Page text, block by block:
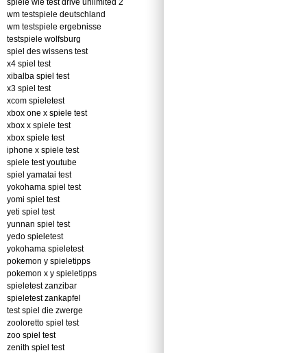
spiele wie test drive unlimited 2
wm testspiele deutschland
wm testspiele ergebnisse
testspiele wolfsburg
spiel des wissens test
x4 spiel test
xibalba spiel test
x3 spiel test
xcom spieletest
xbox one x spiele test
xbox x spiele test
xbox spiele test
iphone x spiele test
spiele test youtube
spiel yamatai test
yokohama spiel test
yomi spiel test
yeti spiel test
yunnan spiel test
yedo spieletest
yokohama spieletest
pokemon y spieletipps
pokemon x y spieletipps
spieletest zanzibar
spieletest zankapfel
test spiel die zwerge
zooloretto spiel test
zoo spiel test
zenith spiel test